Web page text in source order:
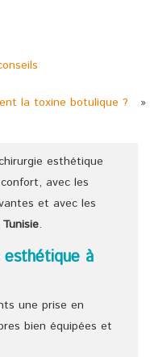
la toxine botulique ? »
esthétique
avec les
et avec les
.
à
une prise en
bien équipées et